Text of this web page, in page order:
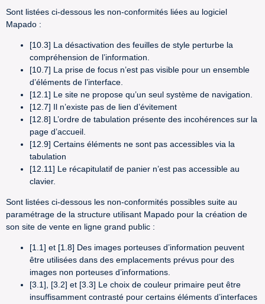
Sont listées ci-dessous les non-conformités liées au logiciel
Mapado :
[10.3] La désactivation des feuilles de style perturbe la
compréhension de l’information.
[10.7] La prise de focus n’est pas visible pour un ensemble
d’éléments de l’interface.
[12.1] Le site ne propose qu’un seul système de navigation.
[12.7] Il n’existe pas de lien d’évitement
[12.8] L’ordre de tabulation présente des incohérences sur la
page d’accueil.
[12.9] Certains éléments ne sont pas accessibles via la
tabulation
[12.11] Le récapitulatif de panier n’est pas accessible au
clavier.
Sont listées ci-dessous les non-conformités possibles suite au
paramétrage de la structure utilisant Mapado pour la création de
son site de vente en ligne grand public :
[1.1] et [1.8] Des images porteuses d’information peuvent
être utilisées dans des emplacements prévus pour des
images non porteuses d’informations.
[3.1], [3.2] et [3.3] Le choix de couleur primaire peut être
insuffisamment contrasté pour certains éléments d’interfaces